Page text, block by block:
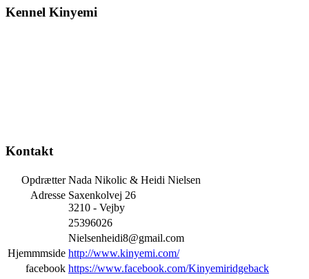
Kennel Kinyemi
Kontakt
Opdrætter Nada Nikolic & Heidi Nielsen
Adresse Saxenkolvej 26
3210 - Vejby
25396026
Nielsenheidi8@gmail.com
Hjemmmside http://www.kinyemi.com/
facebook https://www.facebook.com/Kinyemiridgeback